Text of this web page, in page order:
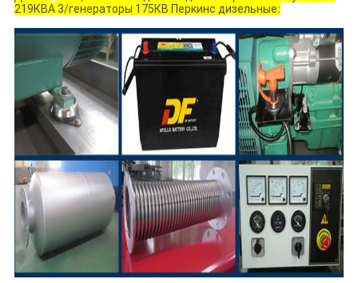
219КВА 3/генераторы 175КВ Перкинс дизельные: